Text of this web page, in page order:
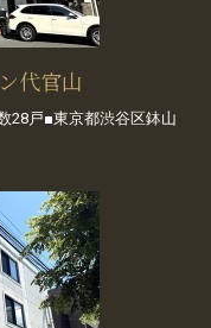
代官山
28戸■東京都渋谷区鉢山